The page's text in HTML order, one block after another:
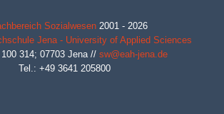
Sozialwesen 2001 - 2026
Jena - University of Applied Sciences
314; 07703 Jena// sw@eah-jena.de
Tel.: +49 3641 205800